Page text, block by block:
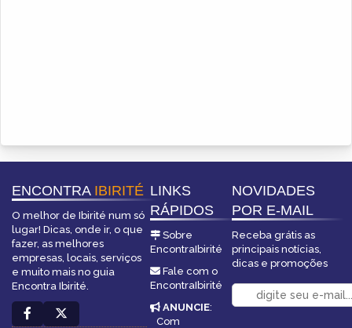
ENCONTRA IBIRITÉ
O melhor de Ibirité num só
lugar! Dicas, onde ir, o que
fazer, as melhores
empresas, locais, serviços
e muito mais no guia
Encontra Ibirité.
LINKS
RÁPIDOS
Sobre
EncontraIbirité
Fale com o
EncontraIbirité
ANUNCIE:
Com
NOVIDADES
POR E-MAIL
Receba grátis as
principais notícias,
dicas e promoções